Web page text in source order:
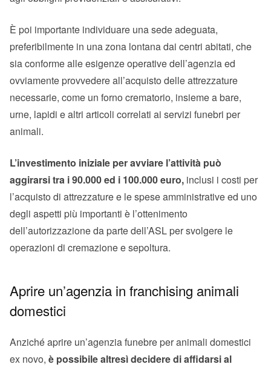
È poi importante individuare una sede adeguata,
preferibilmente in una zona lontana dai centri abitati, che
sia conforme alle esigenze operative dell’agenzia ed
ovviamente provvedere all’acquisto delle attrezzature
necessarie, come un forno crematorio, insieme a bare,
urne, lapidi e altri articoli correlati ai servizi funebri per
animali.
L’investimento iniziale per avviare l’attività può
aggirarsi tra i 90.000 ed i 100.000 euro, inclusi i costi per
l’acquisto di attrezzature e le spese amministrative ed uno
degli aspetti più importanti è l’ottenimento
dell’autorizzazione da parte dell’ASL per svolgere le
operazioni di cremazione e sepoltura.
Aprire un’agenzia in franchising animali
domestici
Anziché aprire un’agenzia funebre per animali domestici
ex novo, è possibile altresì decidere di affidarsi al